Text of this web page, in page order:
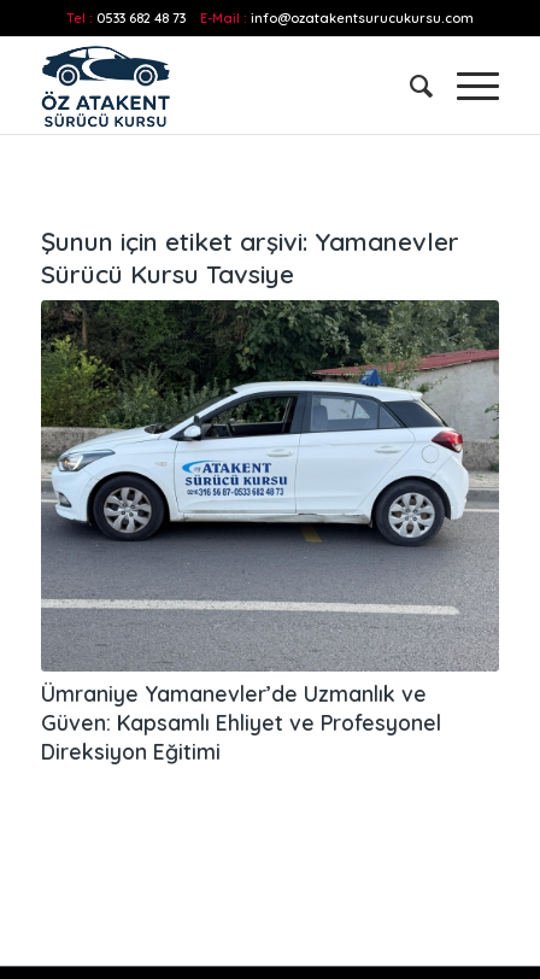
Tel : 0533 682 48 73 E-Mail : info@ozatakentsurucukursu.com
Şunun için etiket arşivi: Yamanevler
Sürücü Kursu Tavsiye
Ümraniye Yamanevler’de Uzmanlık ve
Güven: Kapsamlı Ehliyet ve Profesyonel
Direksiyon Eğitimi